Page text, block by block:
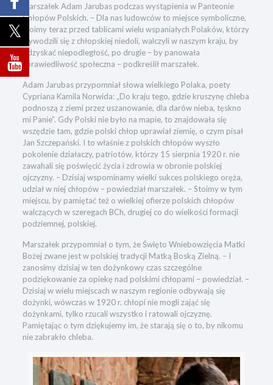
marszałek Adam Jarubas podczas wystąpienia w Panteonie
Chłopów Polskich. – Dla nas ludowców to miejsce symboliczne,
stoimy teraz przed tablicami wielu wspaniałych Polaków, którzy
wywodzili się z chłopskiej niedoli, walczyli w naszym kraju, by
odzyskać niepodległość, po drugie – by panowała
sprawiedliwość społeczna – podkreślił marszałek.
Adam Jarubas przypomniał słowa wielkiego Polaka, poety
Cypriana Kamila Norwida: „Do kraju tego, gdzie kruszynę chleba
podnoszą z ziemi przez uszanowanie, dla darów nieba, tęskno
mi Panie”. Gdy Polski nie było na mapie, to znajdowała się
wszędzie tam, gdzie polski chłop uprawiał ziemię, o czym pisał
Jan Szczepański. I to właśnie z polskich chłopów wyszło
pokolenie działaczy, patriotów, którzy 15 sierpnia 1920 r. nie
zawahali się poświęcić życia i zdrowia w obronie polskiej
ojczyzny. – Dzisiaj wspominamy wielki sukces polskiego oręża,
udział w niej chłopów – powiedział marszałek. – Stoimy w tym
miejscu, by pamiętać też o wielkiej ofierze polskich chłopów
walczących w szeregach BCh, drugiej co do wielkości formacji
podziemnej, polskiej.
Marszałek przypomniał o tym, że Święto Wniebowzięcia Matki
Bożej zwane jest w polskiej tradycji Matką Boską Zielną. – I
zanosimy dzisiaj w ten dożynkowy czas szczególne
podziękowanie za opiekę nad polskimi chłopami – powiedział. –
Dzisiaj w wielu miejscach w naszym regionie odbywają się
dożynki, wówczas w 1920 r. chłopi nie mogli zająć się
dożynkami, tylko rzucali wszystko i ratowali ojczyznę.
Pamiętając o tym dziękujemy im, że starają się o to, by nikomu
nie zabrakło chleba.